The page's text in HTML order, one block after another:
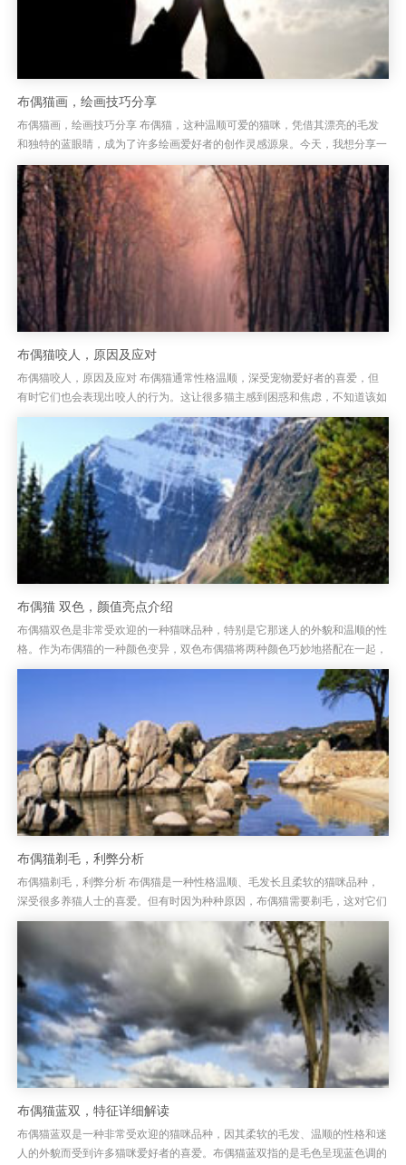
布偶猫画，绘画技巧分享
布偶猫画，绘画技巧分享 布偶猫，这种温顺可爱的猫咪，凭借其漂亮的毛发
和独特的蓝眼睛，成为了许多绘画爱好者的创作灵感源泉。今天，我想分享一
些绘制布偶猫的技巧，帮助大家能够更加生动、真实地呈现出这只猫咪的...
布偶猫咬人，原因及应对
布偶猫咬人，原因及应对 布偶猫通常性格温顺，深受宠物爱好者的喜爱，但
有时它们也会表现出咬人的行为。这让很多猫主感到困惑和焦虑，不知道该如
何处理。布偶猫咬人其实并非出于攻击性，它们的咬人行为常常是由于某...
布偶猫 双色，颜值亮点介绍
布偶猫双色是非常受欢迎的一种猫咪品种，特别是它那迷人的外貌和温顺的性
格。作为布偶猫的一种颜色变异，双色布偶猫将两种颜色巧妙地搭配在一起，
呈现出独特的美丽。布偶猫的双色外观通常分为深浅色相间的毛发，常见...
布偶猫剃毛，利弊分析
布偶猫剃毛，利弊分析 布偶猫是一种性格温顺、毛发长且柔软的猫咪品种，
深受很多养猫人士的喜爱。但有时因为种种原因，布偶猫需要剃毛，这对它们
来说到底是好还是坏呢？剃毛虽然能帮助减少掉毛问题，但这并非解决所...
布偶猫蓝双，特征详细解读
布偶猫蓝双是一种非常受欢迎的猫咪品种，因其柔软的毛发、温顺的性格和迷
人的外貌而受到许多猫咪爱好者的喜爱。布偶猫蓝双指的是毛色呈现蓝色调的